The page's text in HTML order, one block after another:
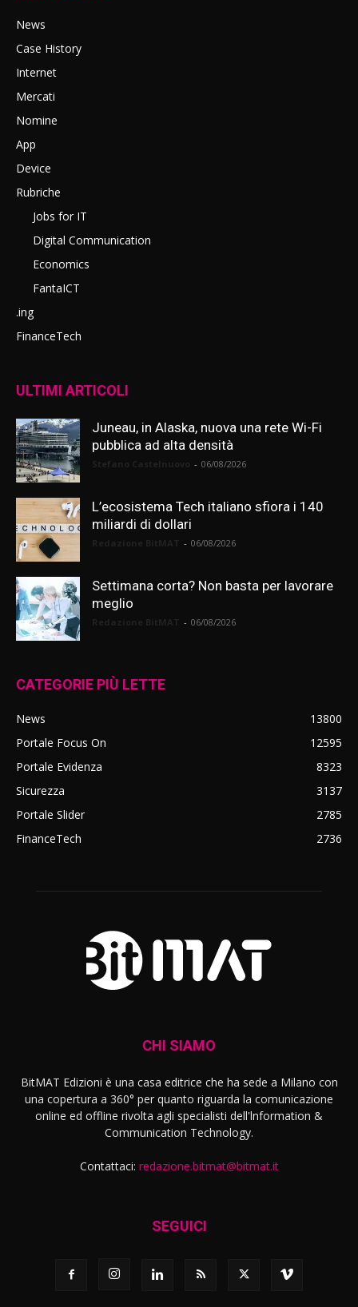
News
Case History
Internet
Mercati
Nomine
App
Device
Rubriche
Jobs for IT
Digital Communication
Economics
FantaICT
.ing
FinanceTech
ULTIMI ARTICOLI
Juneau, in Alaska, nuova una rete Wi-Fi
pubblica ad alta densità
- 06/08/2026
L’ecosistema Tech italiano sfiora i 140
miliardi di dollari
- 06/08/2026
Settimana corta? Non basta per lavorare
meglio
- 06/08/2026
CATEGORIE PIÙ LETTE
News
13800
Portale Focus On
12595
Portale Evidenza
8323
Sicurezza
3137
Portale Slider
2785
FinanceTech
2736
CHI SIAMO
BitMAT Edizioni è una casa editrice che ha sede a Milano con
una copertura a 360° per quanto riguarda la comunicazione
online ed offline rivolta agli specialisti dell'lnformation &
Communication Technology.
Contattaci: redazione.bitmat@bitmat.it
SEGUICI